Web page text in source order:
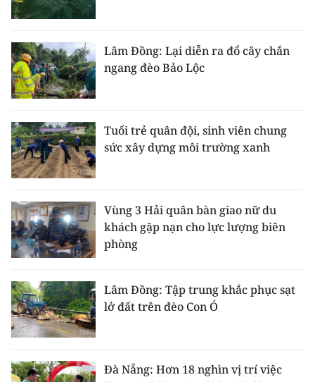
Lâm Đồng: Lại diễn ra đổ cây chắn
ngang đèo Bảo Lộc
Tuổi trẻ quân đội, sinh viên chung
sức xây dựng môi trường xanh
Vùng 3 Hải quân bàn giao nữ du
khách gặp nạn cho lực lượng biên
phòng
Lâm Đồng: Tập trung khắc phục sạt
lở đất trên đèo Con Ó
Đà Nẵng: Hơn 18 nghìn vị trí việc